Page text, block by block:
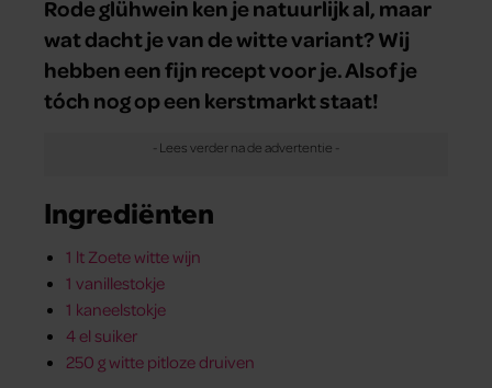
Rode glühwein ken je natuurlijk al, maar
wat dacht je van de witte variant? Wij
hebben een fijn recept voor je. Alsof je
tóch nog op een kerstmarkt staat!
Ingrediënten
1 lt Zoete witte wijn
1 vanillestokje
1 kaneelstokje
4 el suiker
250 g witte pitloze druiven